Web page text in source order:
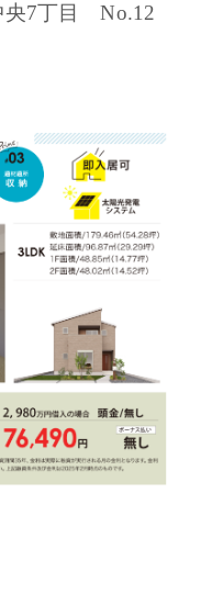
央7丁目No.12